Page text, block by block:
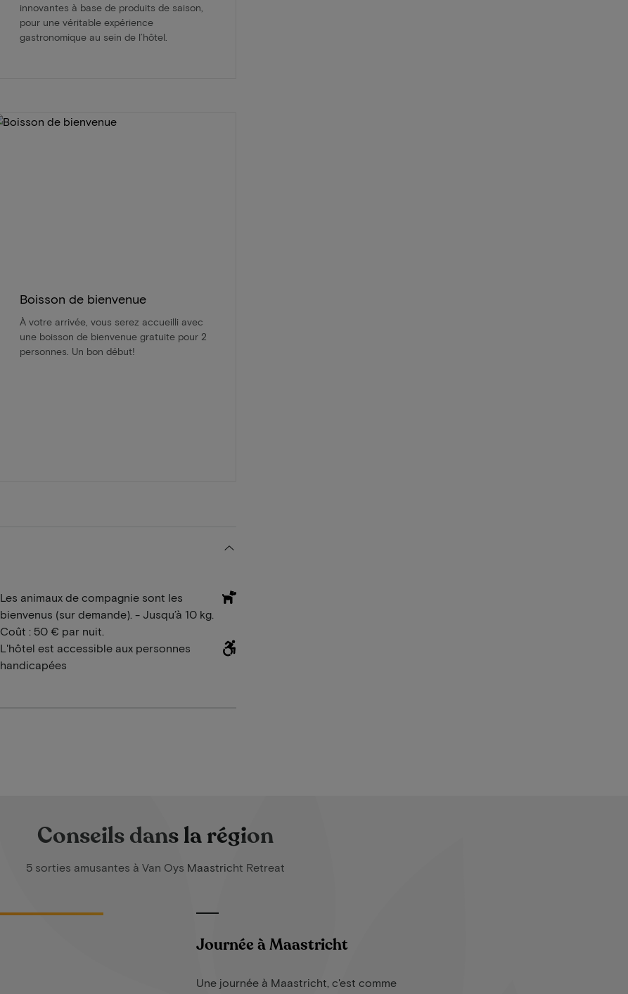
innovantes à base de produits de saison,
pour une véritable expérience
gastronomique au sein de l’hôtel.
Boisson de bienvenue
À votre arrivée, vous serez accueilli avec
une boisson de bienvenue gratuite pour 2
personnes. Un bon début!
Les animaux de compagnie sont les
bienvenus (sur demande). - Jusqu’à 10 kg.
Coût : 50 € par nuit.
L'hôtel est accessible aux personnes
handicapées
Conseils dans la région
5 sorties amusantes à Van Oys Maastricht Retreat
Journée à Maastricht
Une journée à Maastricht, c'est comme